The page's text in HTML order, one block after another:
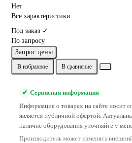
Нет
Все характеристики
Под заказ ✓
По запросу
Запрос цены
В избранное В сравнение
✔ Сервисная информация
Информация о товарах на сайте носит
является публичной офертой.
наличие оборудования уточняйте у
Производитель может изменять